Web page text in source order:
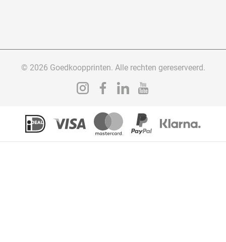
© 2026 Goedkoopprinten. Alle rechten gereserveerd.